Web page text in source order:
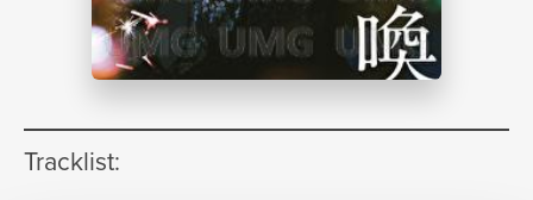
Tracklist:
NEWS